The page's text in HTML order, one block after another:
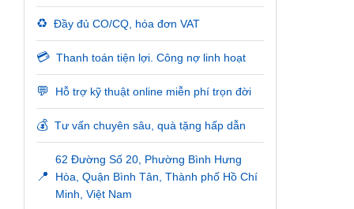
♻️ Đầy đủ CO/CQ, hóa đơn VAT
💳 Thanh toán tiện lợi. Công nợ linh hoạt
💬 Hỗ trợ kỹ thuật online miễn phí trọn đời
💰 Tư vấn chuyên sâu, quà tặng hấp dẫn
📍
62 Đường Số 20, Phường Bình Hưng
Hòa, Quận Bình Tân, Thành phố Hồ Chí
Minh, Việt Nam